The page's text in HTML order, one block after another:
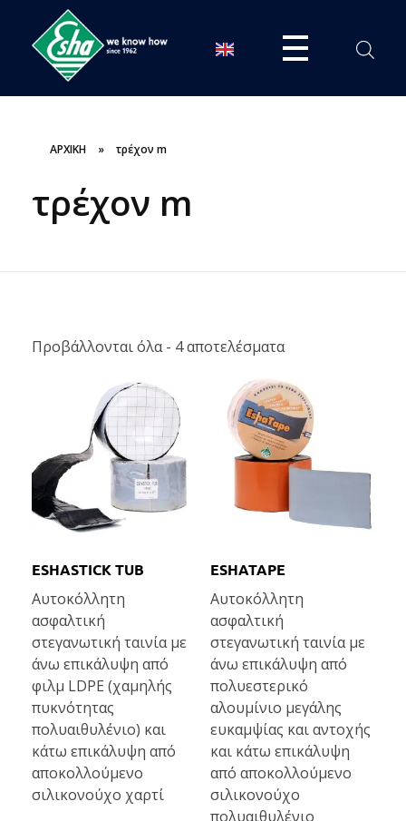
ESHA
ΑΡΧΙΚΗ » τρέχον m
τρέχον m
Προβάλλονται όλα - 4 αποτελέσματα
ESHASTICK TUB
Αυτοκόλλητη
ασφαλτική
στεγανωτική ταινία με
άνω επικάλυψη από
φιλμ LDPE (χαμηλής
πυκνότητας
πολυαιθυλένιο) και
κάτω επικάλυψη από
αποκολλούμενο
σιλικονούχο χαρτί
ESHATAPE
Αυτοκόλλητη
ασφαλτική
στεγανωτική ταινία με
άνω επικάλυψη από
πολυεστερικό
αλουμίνιο μεγάλης
ευκαμψίας και αντοχής
και κάτω επικάλυψη
από αποκολλούμενο
σιλικονούχο
πολυαιθυλένιο